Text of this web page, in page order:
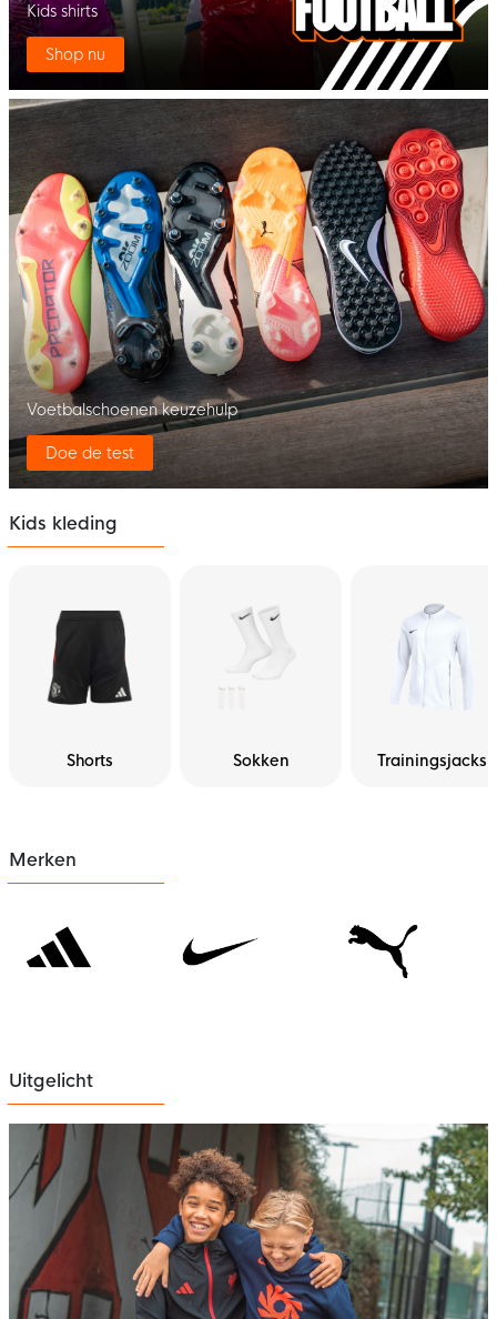
Kids shirts
Shop nu
Voetbalschoenen keuzehulp
Doe de test
Kids kleding
Shorts Sokken Trainingsjacks
Merken
Uitgelicht